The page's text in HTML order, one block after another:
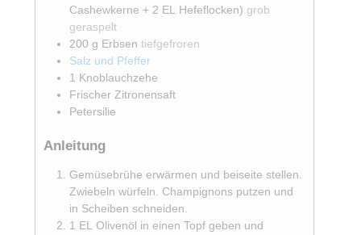
Cashewkerne + 2 EL Hefeflocken) grob
geraspelt
200 g Erbsen tiefgefroren
Salz und Pfeffer
1 Knoblauchzehe
Frischer Zitronensaft
Petersilie
Anleitung
Gemüsebrühe erwärmen und beiseite stellen.
Zwiebeln würfeln. Champignons putzen und
in Scheiben schneiden.
1 EL Olivenöl in einen Topf geben und